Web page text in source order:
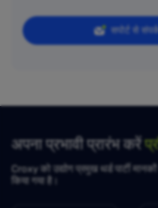
सपोर्ट से
अपना प्रभावी प्रारंभ करें
Croxy को उद्योग प्रमुख थर्ड पार्टी
किया गया है।